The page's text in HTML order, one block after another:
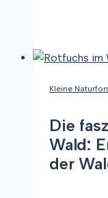
Kleine
Die
Wald:
der